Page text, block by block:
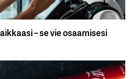
– se vie osaamisesi